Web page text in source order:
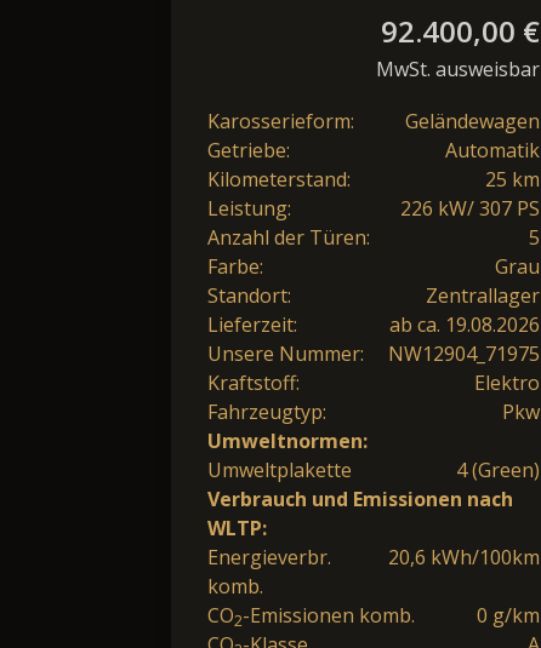
92.400,00 €
MwSt. ausweisbar
Karosserieform:
Geländewagen
Getriebe:
Automatik
Kilometerstand:
25 km
Leistung:
226 kW/ 307 PS
Anzahl der Türen:
5
Farbe:
Grau
Standort:
Zentrallager
Lieferzeit:
ab ca. 19.08.2026
Unsere Nummer:
NW12904_71975
Kraftstoff:
Elektro
Fahrzeugtyp:
Pkw
Umweltnormen:
Umweltplakette
4 (Green)
Verbrauch und Emissionen nach
WLTP:
Energieverbr.
komb.
20,6 kWh/100km
CO2-Emissionen komb.
0 g/km